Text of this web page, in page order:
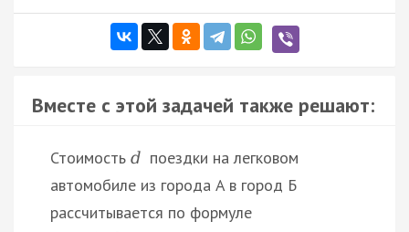
Вместе с этой задачей также решают:
Стоимость d поездки на легковом
автомобиле из города A в город Б
рассчитывается по формуле